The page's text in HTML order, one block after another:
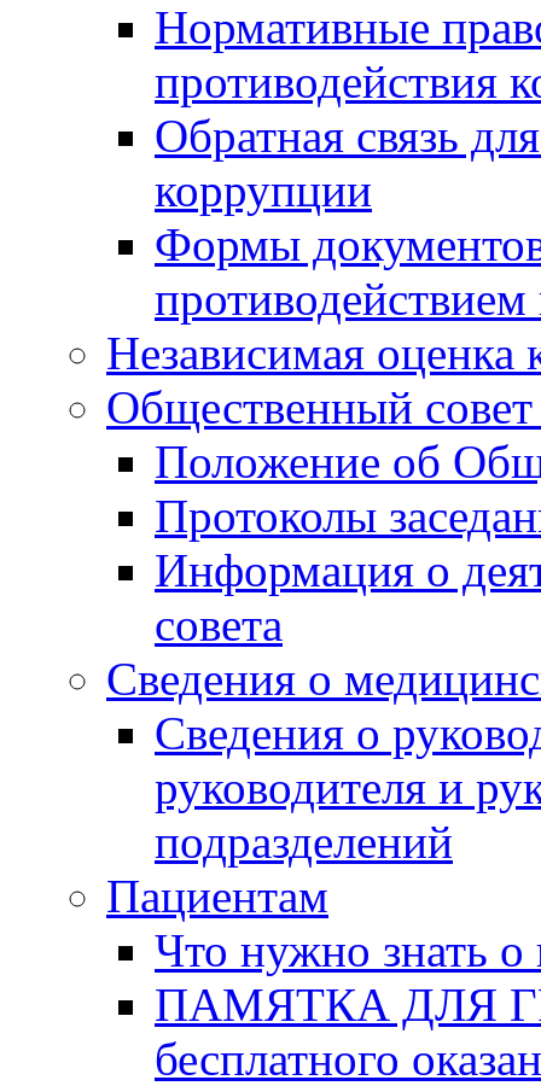
Нормативные
противодействия
Обратная связь
коррупции
Формы
Независимая оценка
Общественный
Положение об
Протоколы
Информация о
совета
Сведения о
Сведения о
руководителя и
подразделений
Пациентам
Что нужно знать о
ПАМЯТКА ДЛЯ
бесплатного